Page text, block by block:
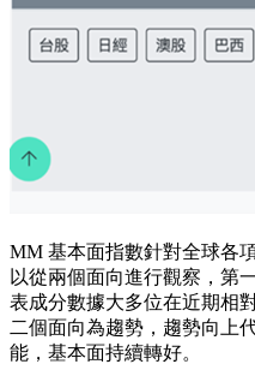
MM 基本面指數針對全球各
以從兩個面向進行觀察，第
表成分數據大多位在近期相
二個面向為趨勢，趨勢向上
能，基本面持續轉好。